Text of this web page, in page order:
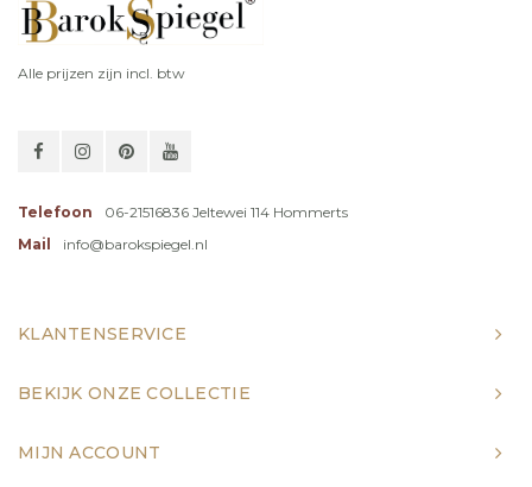
Alle prijzen zijn incl. btw
Telefoon
06-21516836 Jeltewei 114 Hommerts
Mail
info@barokspiegel.nl
KLANTENSERVICE
BEKIJK ONZE COLLECTIE
MIJN ACCOUNT